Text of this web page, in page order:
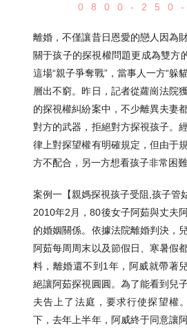
0800-
離婚，不僅讓昔日恩愛的戀人因為
關于孩子的探視權問題更成為雙方
這場“親子爭奪戰”，當事人一方“躲
層出不窮。昨日，記者從蘿崗法院
的探視權糾紛案中，不少離異夫妻
對方的武器，拒絕對方探視孩子。
律上對探望權有明確規定，但由于
方不配合，另一方想看孩子非常困難
案例一【親媽探視孩子受阻,孩子管
2010年2月，80後女子阿茹與丈夫
的婚姻關係。依據法院離婚判決，
阿茹每周周末以及節假日、寒暑假
料，離婚還不到1年，阿威就帶著
絕讓阿茹探視圓圓。為了能看到兒
夫告上了法庭，要求行使探望權
下，去年上半年，阿威終于同意讓